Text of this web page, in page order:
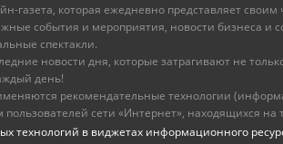
газета, которая ежедневно представляет
события и мероприятия, новости бизнеса и
спектакли.
новости дня, которые затрагивают не
день!
рекомендательные технологии
сети «Интернет», находящихся
технологий в виджетах информационного